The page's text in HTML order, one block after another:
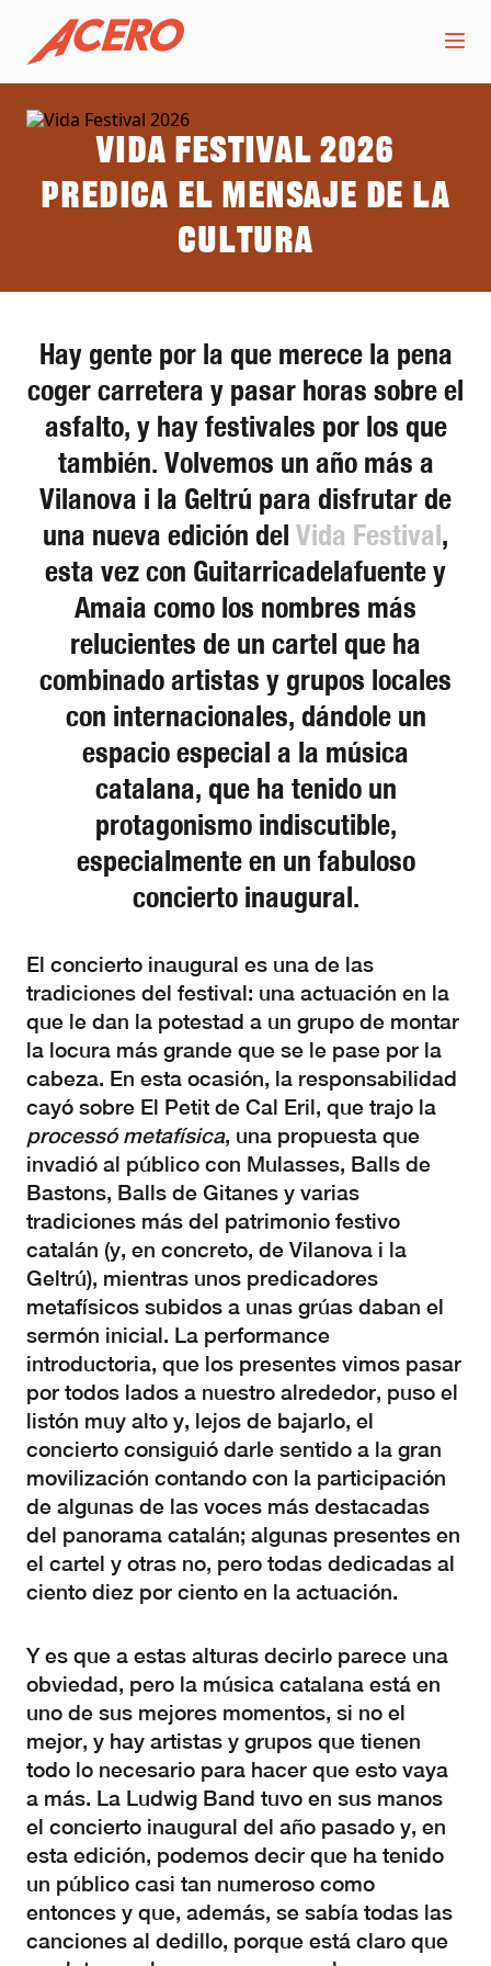
Vida Festival 2026
Predica el mensaje de la
cultura
Hay gente por la que merece la pena
coger carretera y pasar horas sobre el
asfalto, y hay festivales por los que
también. Volvemos un año más a
Vilanova i la Geltrú para disfrutar de
una nueva edición del Vida Festival,
esta vez con Guitarricadelafuente y
Amaia como los nombres más
relucientes de un cartel que ha
combinado artistas y grupos locales
con internacionales, dándole un
espacio especial a la música
catalana, que ha tenido un
protagonismo indiscutible,
especialmente en un fabuloso
concierto inaugural.
El concierto inaugural es una de las
tradiciones del festival: una actuación en la
que le dan la potestad a un grupo de montar
la locura más grande que se le pase por la
cabeza. En esta ocasión, la responsabilidad
cayó sobre El Petit de Cal Eril, que trajo la
processó metafísica, una propuesta que
invadió al público con Mulasses, Balls de
Bastons, Balls de Gitanes y varias
tradiciones más del patrimonio festivo
catalán (y, en concreto, de Vilanova i la
Geltrú), mientras unos predicadores
metafísicos subidos a unas grúas daban el
sermón inicial. La performance
introductoria, que los presentes vimos pasar
por todos lados a nuestro alrededor, puso el
listón muy alto y, lejos de bajarlo, el
concierto consiguió darle sentido a la gran
movilización contando con la participación
de algunas de las voces más destacadas
del panorama catalán; algunas presentes en
el cartel y otras no, pero todas dedicadas al
ciento diez por ciento en la actuación.
Y es que a estas alturas decirlo parece una
obviedad, pero la música catalana está en
uno de sus mejores momentos, si no el
mejor, y hay artistas y grupos que tienen
todo lo necesario para hacer que esto vaya
a más. La Ludwig Band tuvo en sus manos
el concierto inaugural del año pasado y, en
esta edición, podemos decir que ha tenido
un público casi tan numeroso como
entonces y que, además, se sabía todas las
canciones al dedillo, porque está claro que